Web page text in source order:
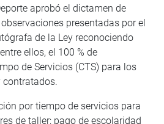
aprobó el dictamen de
presentadas por el
de la Ley reconociendo
ellos, el 100 % de
de Servicios (CTS) para los
contratados.
por tiempo de servicios para
de taller; pago de escolaridad